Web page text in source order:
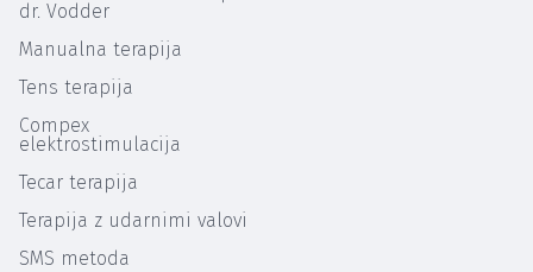
dr. Vodder
Manualna terapija
Tens terapija
Compex
elektrostimulacija
Tecar terapija
Terapija z udarnimi valovi
SMS metoda